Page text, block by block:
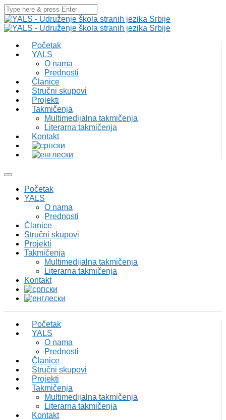
Početak
YALS
O nama
Prednosti
Članice
Stručni skupovi
Projekti
Takmičenja
Multimedijalna takmičenja
Literarna takmičenja
Kontakt
Početak
YALS
O nama
Prednosti
Članice
Stručni skupovi
Projekti
Takmičenja
Multimedijalna takmičenja
Literarna takmičenja
Kontakt
Početak
YALS
O nama
Prednosti
Članice
Stručni skupovi
Projekti
Takmičenja
Multimedijalna takmičenja
Literarna takmičenja
Kontakt